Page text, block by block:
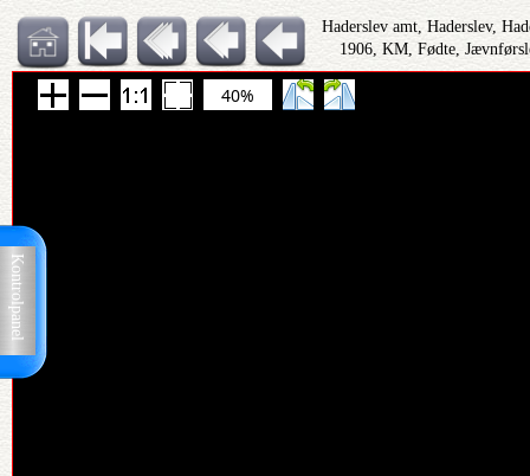
Kontrolpanel
Haderslev amt, Haderslev,
1906, KM, Fødte,
40%